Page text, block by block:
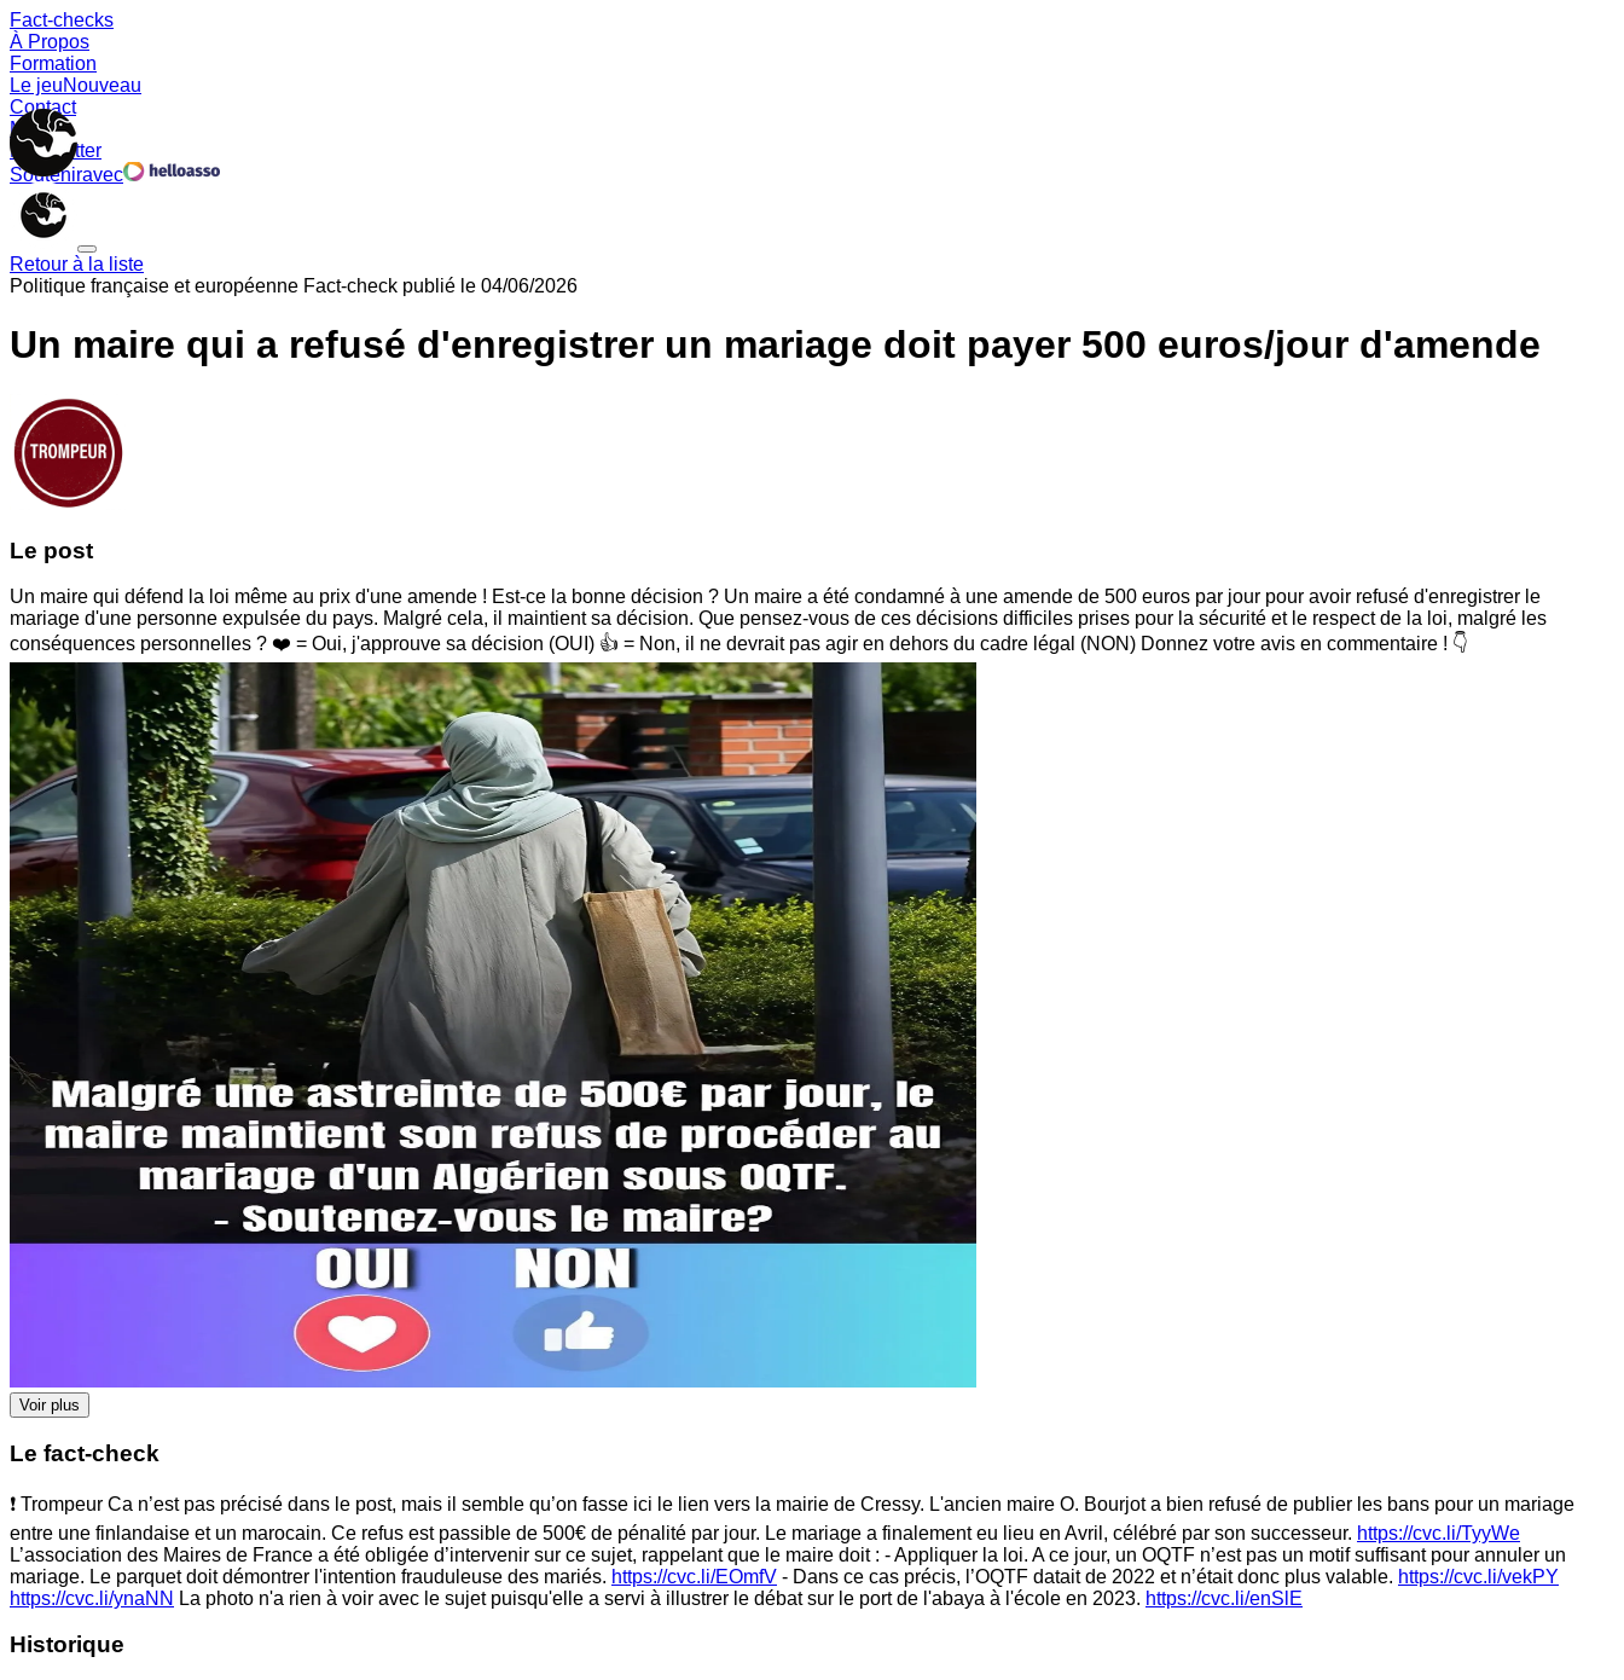
Fact-checks
À Propos
Formation
Le jeuNouveau
Contact
Memes
Newsletter
Souteniravec
Retour à la liste
Politique française et européenne Fact-check publié le 04/06/2026
Un maire qui a refusé d'enregistrer un mariage doit payer 500 euros/jour d'amende
Le post
Un maire qui défend la loi même au prix d'une amende ! Est-ce la bonne décision ? Un maire a été condamné à une amende de 500 euros par jour pour avoir refusé d'enregistrer le
mariage d'une personne expulsée du pays. Malgré cela, il maintient sa décision. Que pensez-vous de ces décisions difficiles prises pour la sécurité et le respect de la loi, malgré les
conséquences personnelles ? ❤️ = Oui, j'approuve sa décision (OUI) 👍 = Non, il ne devrait pas agir en dehors du cadre légal (NON) Donnez votre avis en commentaire ! 👇
Voir plus
Le fact-check
❗ Trompeur Ca n’est pas précisé dans le post, mais il semble qu’on fasse ici le lien vers la mairie de Cressy. L'ancien maire O. Bourjot a bien refusé de publier les bans pour un mariage
entre une finlandaise et un marocain. Ce refus est passible de 500€ de pénalité par jour. Le mariage a finalement eu lieu en Avril, célébré par son successeur. https://cvc.li/TyyWe
L’association des Maires de France a été obligée d’intervenir sur ce sujet, rappelant que le maire doit : - Appliquer la loi. A ce jour, un OQTF n’est pas un motif suffisant pour annuler un
mariage. Le parquet doit démontrer l'intention frauduleuse des mariés. https://cvc.li/EOmfV - Dans ce cas précis, l’OQTF datait de 2022 et n’était donc plus valable. https://cvc.li/vekPY
https://cvc.li/ynaNN La photo n'a rien à voir avec le sujet puisqu'elle a servi à illustrer le débat sur le port de l'abaya à l'école en 2023. https://cvc.li/enSlE
Historique